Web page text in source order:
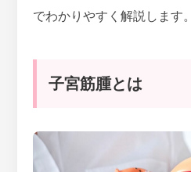
でわかりやすく解説します。
子宮筋腫とは